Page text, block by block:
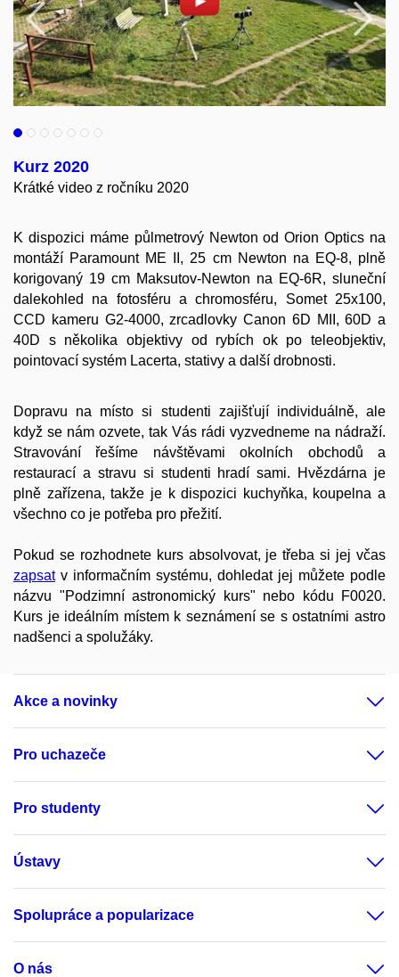
Otevřít na youtube.com
Předchozí
Kurz 2020
Krátké video z ročníku 2020
K dispozici máme půlmetrový Newton od Orion Optics na
montáží Paramount ME II, 25 cm Newton na EQ-8​, plně
korigovaný 19 cm Maksutov-Newton na EQ-6R, sluneční
dalekohled na fotosféru a chromosféru, Somet 25x100,
CCD kameru G2-4000, zrcadlovky Canon 6D MII, 60D a
40D s několika objektivy od rybích ok po teleobjektiv,
pointovací systém Lacerta, stativy a další drobnosti.
Dopravu na místo si studenti zajišťují individuálně, ale
když se nám ozvete, tak Vás rádi vyzvedneme na nádraží.
Stravování řešíme návštěvami okolních obchodů a
restaurací a stravu si studenti hradí sami. Hvězdárna je
plně zařízena, takže je k dispozici kuchyňka, koupelna a
všechno co je potřeba pro přežití.
Pokud se rozhodnete kurs absolvovat, je třeba si jej včas
zapsatv informačním systému, dohledat jej můžete podle
názvu "Podzimní astronomický kurs" nebo kódu F0020.
Kurs je ideálním místem k seznámení se s ostatními astro
nadšenci a spolužáky.
Akce a novinky
Pro uchazeče
Pro studenty
Ústavy
Spolupráce a popularizace
O nás